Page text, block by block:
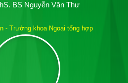
BS Nguyễn Văn Thư
- Trưởng khoa Ngoại tổng hợp